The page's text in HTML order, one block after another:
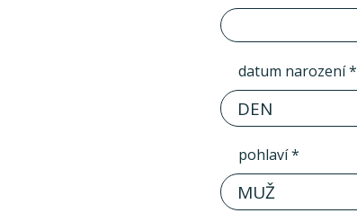
datum narození *
DEN
pohlaví *
MUŽ